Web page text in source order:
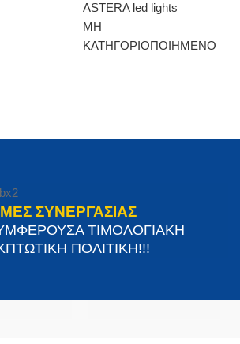
ASTERA led lights
ΜΗ
ΚΑΤΗΓΟΡΙΟΠΟΙΗΜΕΝΟ
ΣΥΝΕΡΓΑΣΙΑΣ
ΤΙΜΟΛΟΓΙΑΚΗ
ΠΟΛΙΤΙΚΗ!!!